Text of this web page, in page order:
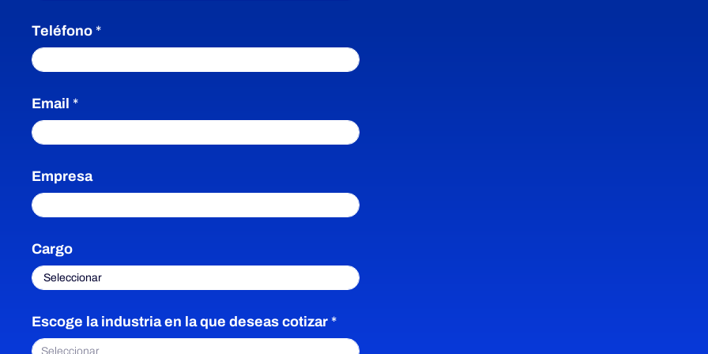
Teléfono *
Email *
Empresa
Cargo
Escoge la industria en la que deseas cotizar *
Seleccionar